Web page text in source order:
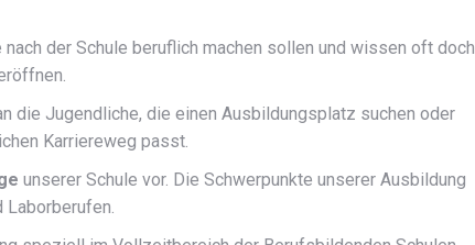
der Schule beruflich machen sollen und wissen oft doch
die Jugendliche, die einen Ausbildungsplatz suchen oder
Karriereweg passt.
unserer Schule vor. Die Schwerpunkte unserer Ausbildung
Laborberufen.